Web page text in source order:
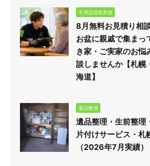
不用品回収実績
8月無料お見積り相
お盆に親戚で集まっ
き家・ご実家のお悩
談しませんか【札幌
海道】
遺品整理
遺品整理・生前整理
片付けサービス・札
（2026年7月実績）